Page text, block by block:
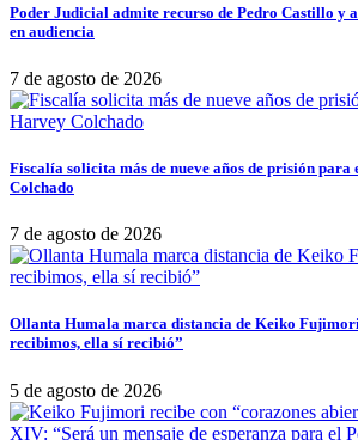
Poder Judicial admite recurso de Pedro Castillo y
en audiencia
7 de agosto de 2026
Fiscalía solicita más de nueve años de prisión
Colchado
7 de agosto de 2026
Ollanta Humala marca distancia de Keiko
recibimos, ella sí recibió”
5 de agosto de 2026